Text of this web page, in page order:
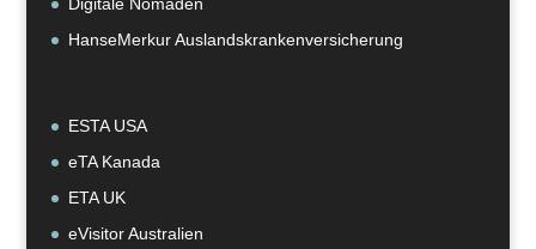
HanseMerkur Auslandskrankenversicherung
ESTA USA
eTA Kanada
ETA UK
eVisitor Australien